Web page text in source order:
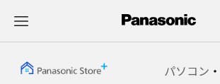
パソコン ・